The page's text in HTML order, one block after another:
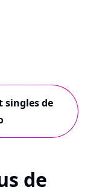
singles de
de